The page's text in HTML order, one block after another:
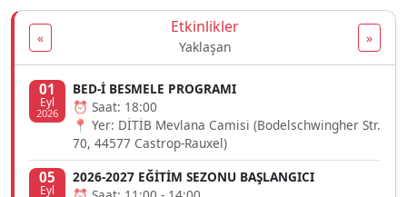
«
Etkinlikler
Yaklaşan
»
01
Eyl
2026
BED-İ BESMELE PROGRAMI
⏰ Saat: 18:00
📍 Yer: DİTİB Mevlana Camisi (Bodelschwingher Str.
70, 44577 Castrop-Rauxel)
05
Eyl
2026-2027 EĞİTİM SEZONU BAŞLANGICI